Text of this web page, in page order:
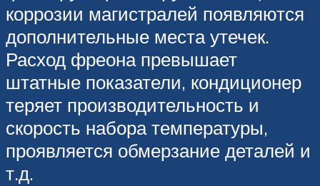
коррозии магистралей появляются
дополнительные места утечек.
Расход фреона превышает
штатные показатели, кондиционер
теряет производительность и
скорость набора температуры,
проявляется обмерзание деталей и
т.д.